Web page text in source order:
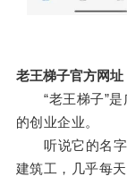
老王梯子官方网址
“老王梯子”是
的创业企业。
听说它的名字
建筑工，几乎每